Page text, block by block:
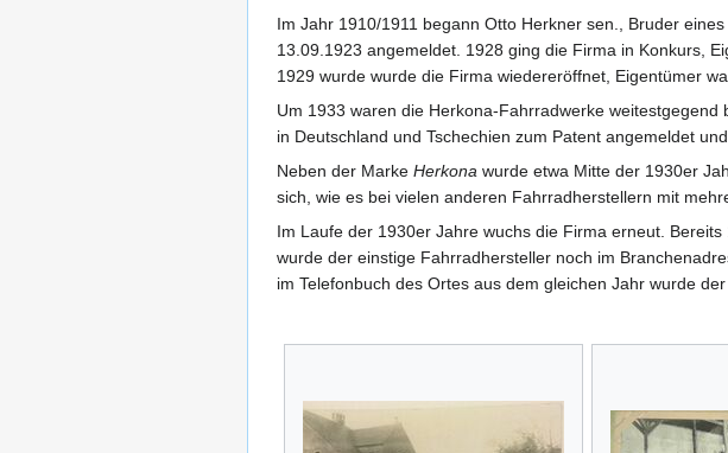
Im Jahr 1910/1911 begann Otto Herkner sen., Bruder
13.09.1923 angemeldet. 1928 ging die Firma in Konkurs,
1929 wurde wurde die Firma wiedereröffnet, Eigentümer
Um 1933 waren die Herkona-Fahrradwerke
in Deutschland und Tschechien zum Patent angemeldet
Neben der Marke Herkona wurde etwa Mitte der 1930er
sich, wie es bei vielen anderen Fahrradherstellern mit
Im Laufe der 1930er Jahre wuchs die Firma erneut.
wurde der einstige Fahrradhersteller noch im
im Telefonbuch des Ortes aus dem gleichen Jahr wurde